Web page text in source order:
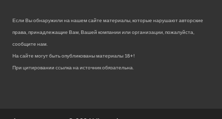
Если Вы обнаружили на нашем сайте материалы, которые нарушают авторские
права, принадлежащие Вам, Вашей компании или организации, пожалуйста,
сообщите нам.
На сайте могут быть опубликованы материалы 18+!
При цитировании ссылка на источник обязательна.